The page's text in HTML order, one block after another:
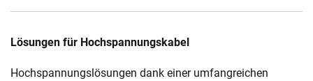
Lösungen für Hochspannungskabel
Hochspannungslösungen dank einer umfangreichen